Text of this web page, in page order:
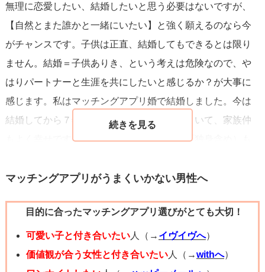
・幼少期の頃に何度も締め出しをされて引っ込み思案にな
・いじめで登校拒否をしてどの高校も受かれなくなった
・ブラック企業に勤めてノイローゼになりかけた
・失恋で数日間廃人になった
トラウマ体験から来る反応は、自分を守るため防衛機能で
無理に恋愛したい、結婚したいと思う必要はないですが、
【自然とまた誰かと一緒にいたい】と強く願えるのなら今
がチャンスです。子供は正直、結婚してもできるとは限り
ません。結婚＝子供ありき、という考えは危険なので、や
はりパートナーと生涯を共にしたいと感じるか？が大事に
感じます。私はマッチングアプリ婚で結婚しました。今は
結婚してから７年が経過して、子供がふたりいて、家族仲
もよく幸せですが、それでも他の幸せ（生涯独身含め）も
ングアプリや結婚相談所に頼るのは大正解です。良い出逢
いがあるまでやるのも正解です。ただ、無理はしないよう
に。あなたのトラウマは人に話すのも勇気がいるレベルな
マッチングアプリがうまくいかない男性へ
目的に合ったマッチングアプリ選びがとても大切！
可愛い子と付き合いたい人（→ イヴイヴへ）
価値観が合う女性と付き合いたい人（→withへ）